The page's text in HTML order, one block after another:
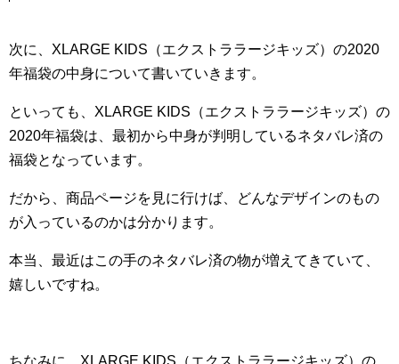
次に、XLARGE KIDS（エクストララージキッズ）の2020
年福袋の中身について書いていきます。
といっても、XLARGE KIDS（エクストララージキッズ）の
2020年福袋は、最初から中身が判明しているネタバレ済の
福袋となっています。
だから、商品ページを見に行けば、どんなデザインのもの
が入っているのかは分かります。
本当、最近はこの手のネタバレ済の物が増えてきていて、
嬉しいですね。